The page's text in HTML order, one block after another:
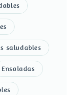
saludables
Ensaladas